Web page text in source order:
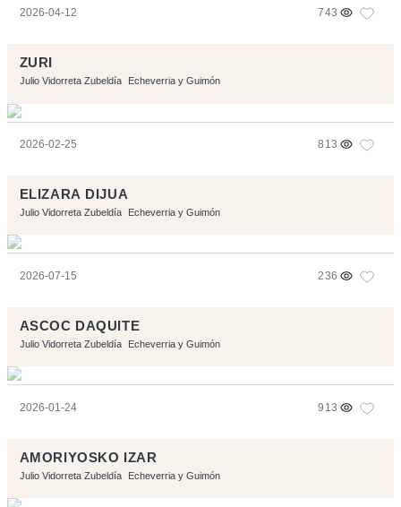
2026-04-12 743
ZURI
Julio Vidorreta Zubeldía Echeverria y Guimón
2026-02-25 813
ELIZARA DIJUA
Julio Vidorreta Zubeldía Echeverria y Guimón
2026-07-15 236
ASCOC DAQUITE
Julio Vidorreta Zubeldía Echeverria y Guimón
2026-01-24 913
AMORIYOSKO IZAR
Julio Vidorreta Zubeldía Echeverria y Guimón